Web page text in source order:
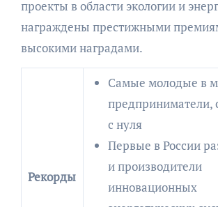
проекты в области экологии и
награждены престижными
высокими наградами.
Рекорды
Самые молодые в
предприниматели,
с нуля
Первые в России
и производители
инновационных